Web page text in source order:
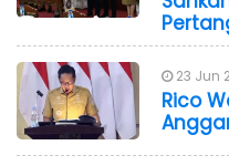
23 Jun
Rico